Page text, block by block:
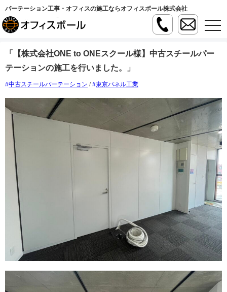
パーテーション工事・オフィスの施工ならオフィスボール株式会社
t
o
l
g
o
n
「【株式会社ONE to ONEスクール様】中古スチールパー
テーションの施工を行いました。」
中古スチールパーテーション / 東京パネル工業